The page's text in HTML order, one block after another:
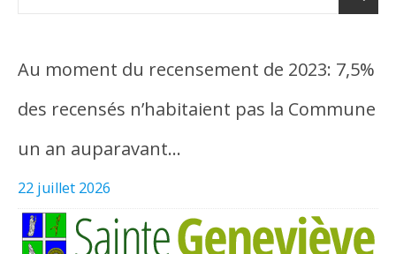
Au moment du recensement de 2023: 7,5%
des recensés n’habitaient pas la Commune
un an auparavant…
22 juillet 2026